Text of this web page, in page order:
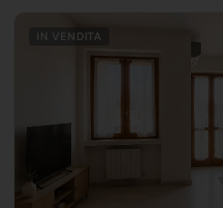
IN VENDITA